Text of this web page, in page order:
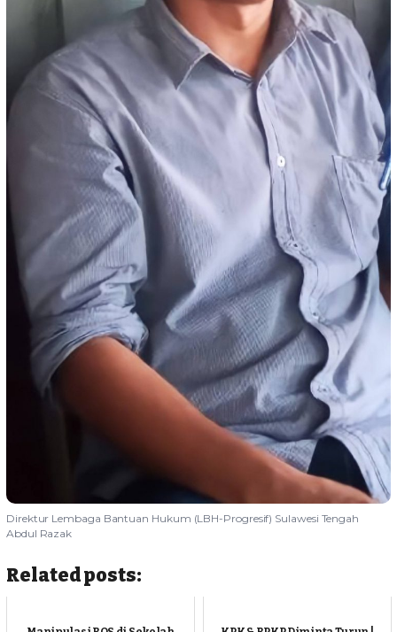
Direktur Lembaga Bantuan Hukum (LBH-Progresif) Sulawesi Tengah
Abdul Razak
Related posts: